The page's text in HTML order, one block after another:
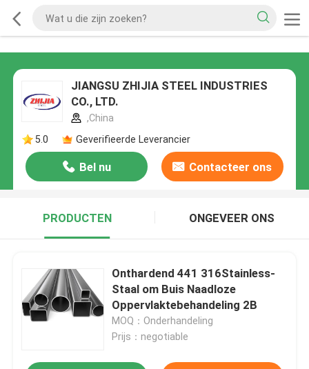
JIANGSU ZHIJIA STEEL INDUSTRIES
CO., LTD.
,China
5.0
Geverifieerde Leverancier
Bel nu Contacteer ons
PRODUCTEN ONGEVEER ONS
Onthardend 441 316Stainless-
Staal om Buis Naadloze
Oppervlaktebehandeling 2B
MOQ：Onderhandeling
Prijs：negotiable